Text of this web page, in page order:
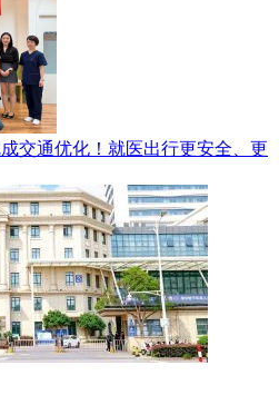
交通优化！就医出行更安全、更